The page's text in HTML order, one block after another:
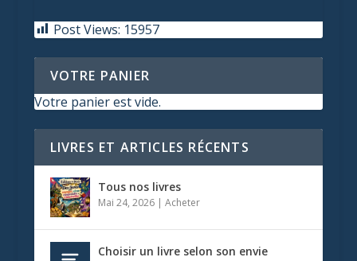
Post Views: 15957
VOTRE PANIER
Votre panier est vide.
LIVRES ET ARTICLES RÉCENTS
Tous nos livres
Mai 24, 2026| Acheter
Choisir un livre selon son envie